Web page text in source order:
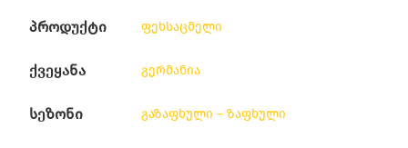
პროდუქტი ფეხსაცმელი
ქვეყანა გერმანია
სეზონი გაზაფხული – ზაფხული